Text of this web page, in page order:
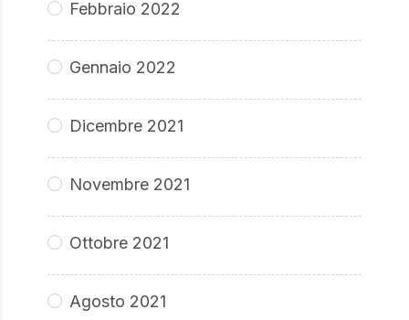
Febbraio 2022
Gennaio 2022
Dicembre 2021
Novembre 2021
Ottobre 2021
Agosto 2021